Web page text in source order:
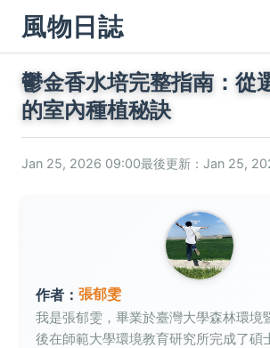
風物日誌
鬱金香水培完整指南：從
的室內種植秘訣
Jan 25, 2026 09:00最後更新：Jan 25,
作者： 張郁雯
我是張郁雯，畢業於臺灣大學森林環境
後在師範大學環境教育研究所完成了碩